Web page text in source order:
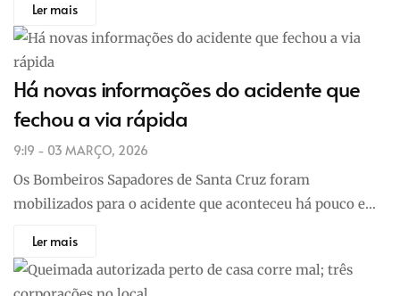
Ler mais
Há novas informações do acidente que
fechou a via rápida
9:19 - 03 MARÇO, 2026
Os Bombeiros Sapadores de Santa Cruz foram
mobilizados para o acidente que aconteceu há pouco e…
Ler mais